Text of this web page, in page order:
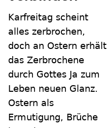
Karfreitag scheint
alles zerbrochen,
doch an Ostern erhält
das Zerbrochene
durch Gottes Ja zum
Leben neuen Glanz.
Ostern als
Ermutigung, Brüche